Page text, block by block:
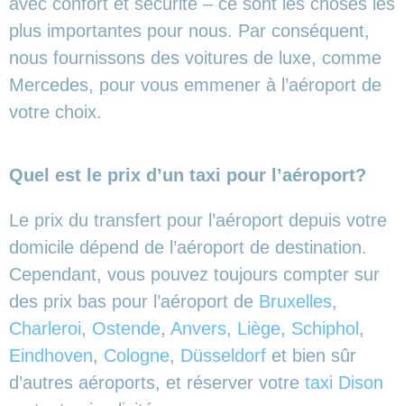
plus importantes pour nous. Par conséquent,
nous fournissons des voitures de luxe, comme
Mercedes, pour vous emmener à l’aéroport de
votre choix.
Quel est le prix d’un taxi pour l’aéroport?
Le prix du transfert pour l’aéroport depuis votre
domicile dépend de l’aéroport de destination.
Cependant, vous pouvez toujours compter sur
des prix bas pour l’aéroport de Bruxelles,
Charleroi, Ostende, Anvers, Liège, Schiphol ,
Eindhoven, Cologne, Düsseldorf et bien sûr
d’autres aéroports, et réserver votre taxi Dison